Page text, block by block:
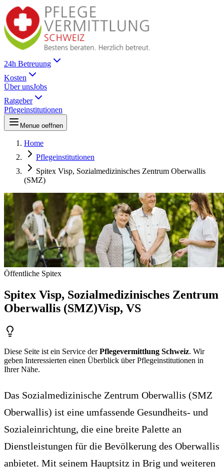
24h Betreuung
Kosten
Über unsJobs
Ratgeber
Pflegeinstitutionen
Menue oeffnen
Home
Pflegeinstitutionen
Spitex Visp, Sozialmedizinisches Zentrum Oberwallis
(SMZ)
Öffentliche Spitex
Spitex Visp, Sozialmedizinisches Zentrum
Oberwallis (SMZ)Visp, VS
Diese Seite ist ein Service derPflegevermittlung Schweiz. Wir
geben Interessierten einen Überblick über Pflegeinstitutionen in
Ihrer Nähe.
Das Sozialmedizinische Zentrum Oberwallis (SMZ
Oberwallis) ist eine umfassende Gesundheits- und
Sozialeinrichtung, die eine breite Palette an
Dienstleistungen für die Bevölkerung des Oberwallis
anbietet. Mit seinem Hauptsitz in Brig und weiteren